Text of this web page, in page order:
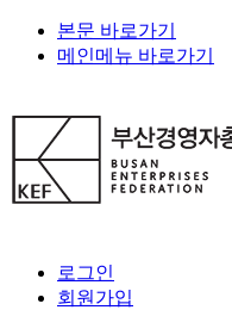
본문 바로가기
메인메뉴 바로가기
로그인
회원가입